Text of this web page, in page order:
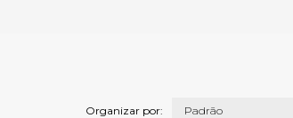
Organizar por: